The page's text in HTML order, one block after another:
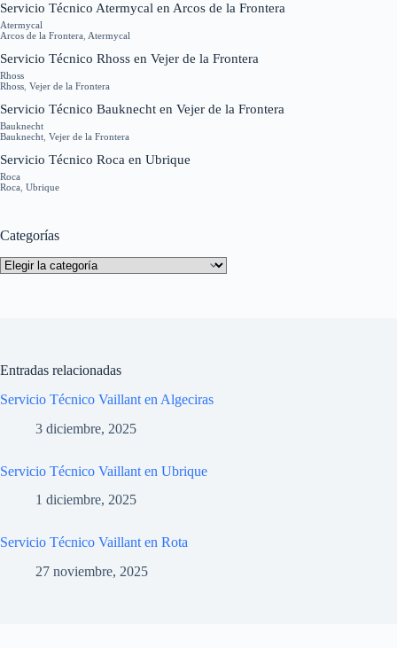
Servicio Técnico Atermycal en Arcos de la Frontera
Atermycal
Arcos de la Frontera Atermycal
Servicio Técnico Rhoss en Vejer de la Frontera
Rhoss
Rhoss Vejer de la Frontera
Servicio Técnico Bauknecht en Vejer de la Frontera
Bauknecht
Bauknecht Vejer de la Frontera
Servicio Técnico Roca en Ubrique
Roca
Roca Ubrique
Categorías
Categorías
Entradas relacionadas
Servicio Técnico Vaillant en Algeciras
3 diciembre, 2025
Servicio Técnico Vaillant en Ubrique
1 diciembre, 2025
Servicio Técnico Vaillant en Rota
27 noviembre, 2025